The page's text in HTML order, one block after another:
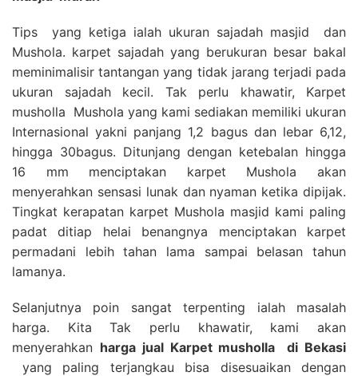
Tips yang ketiga ialah ukuran sajadah masjid dan
Mushola. karpet sajadah yang berukuran besar bakal
meminimalisir tantangan yang tidak jarang terjadi pada
ukuran sajadah kecil. Tak perlu khawatir, Karpet
musholla Mushola yang kami sediakan memiliki ukuran
Internasional yakni panjang 1,2 bagus dan lebar 6,12,
hingga 30bagus. Ditunjang dengan ketebalan hingga
16 mm menciptakan karpet Mushola akan
menyerahkan sensasi lunak dan nyaman ketika dipijak.
Tingkat kerapatan karpet Mushola masjid kami paling
padat ditiap helai benangnya menciptakan karpet
permadani lebih tahan lama sampai belasan tahun
lamanya.
Selanjutnya poin sangat terpenting ialah masalah
harga. Kita Tak perlu khawatir, kami akan
menyerahkan harga jual Karpet musholla
di Bekasi
yang paling terjangkau bisa disesuaikan dengan